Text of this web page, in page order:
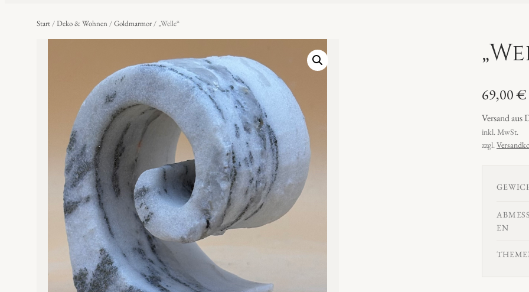
Start/Deko & Wohnen/Goldmarmor/ „Welle“
69,00€
Versand aus
inkl. MwSt.
zzgl.
EN